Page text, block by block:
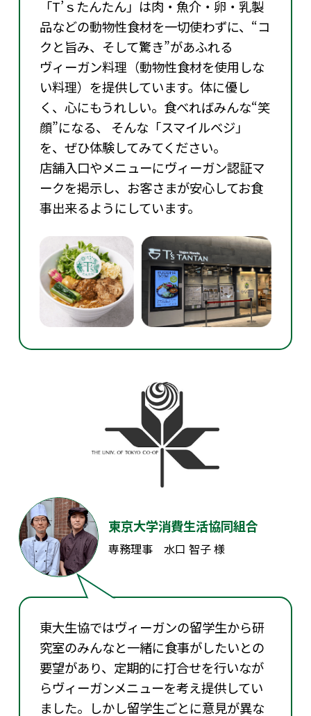
「T’ｓたんたん」は肉・魚介・卵・乳製
品などの動物性食材を一切使わずに、“コ
クと旨み、そして驚き”があふれる
ヴィーガン料理（動物性食材を使用しな
い料理）を提供しています。体に優し
く、心にもうれしい。食べればみんな“笑
顔”になる、 そんな「スマイルベジ」
を、ぜひ体験してみてください。
店舗入口やメニューにヴィーガン認証マ
ークを掲示し、お客さまが安心してお食
事出来るようにしています。
東京大学消費生活協同組合
専務理事 水口 智子 様
東大生協ではヴィーガンの留学生から研
究室のみんなと一緒に食事がしたいとの
要望があり、定期的に打合せを行いなが
らヴィーガンメニューを考え提供してい
ました。しかし留学生ごとに意見が異な